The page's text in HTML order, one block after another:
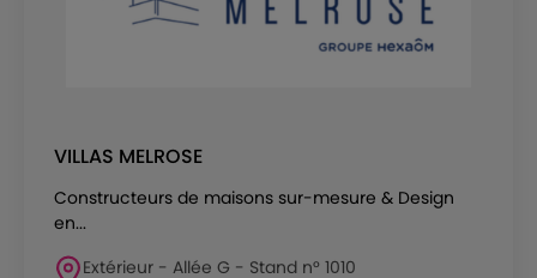
VILLAS MELROSE
Constructeurs de maisons sur-mesure & Design
en...
Extérieur - Allée G - Stand n° 1010